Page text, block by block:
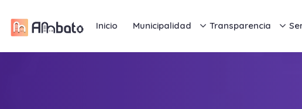
Inicio Municipalidad Transparencia